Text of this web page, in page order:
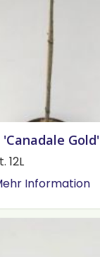
Gold'
12L
Information